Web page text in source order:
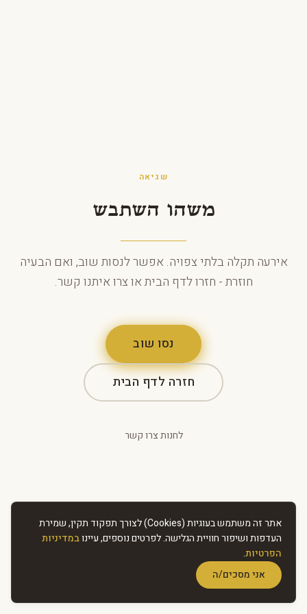
שגיאה
משהו השתבש
אירעה תקלה בלתי צפויה. אפשר לנסות שוב, ואם הבעיה
חוזרת - חזרו לדף הבית או צרו איתנו קשר.
נסו שוב
חזרה לדף הבית
לחנות·צרו קשר
אתר זה משתמש בעוגיות (Cookies) לצורך תפקוד תקין, שמירת
העדפות ושיפור חוויית הגלישה. לפרטים נוספים, עיינובמדיניות
הפרטיות.
אני מסכים/ה